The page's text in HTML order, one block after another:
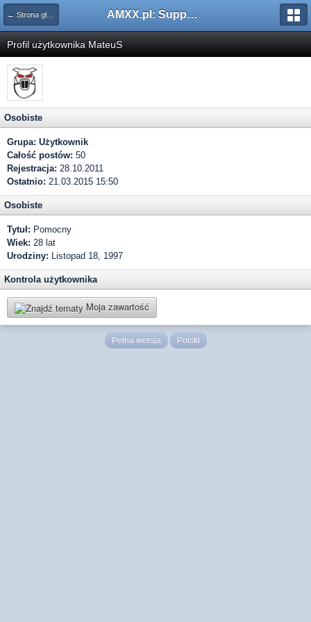
← Strona główna AMXX.pl: Support AMX Mod X i SourceMod
Profil użytkownika MateuS
Osobiste
Grupa: Użytkownik
Całość postów: 50
Rejestracja: 28.10.2011
Ostatnio: 21.03.2015 15:50
Osobiste
Tytuł: Pomocny
Wiek: 28 lat
Urodziny: Listopad 18, 1997
Kontrola użytkownika
Moja zawartość
Pełna wersja Polski